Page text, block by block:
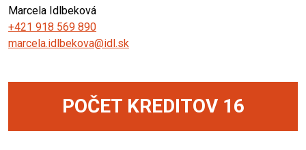
Marcela Idlbeková
+421 918 569 890
marcela.idlbekova@idl.sk
POČET KREDITOV 16